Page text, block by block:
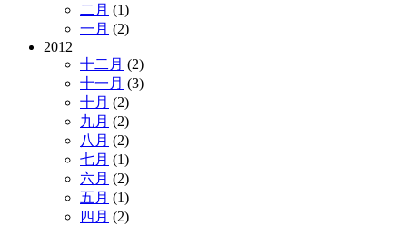
二月 (1)
一月 (2)
2012
十二月 (2)
十一月 (3)
十月 (2)
九月 (2)
八月 (2)
七月 (1)
六月 (2)
五月 (1)
四月 (2)